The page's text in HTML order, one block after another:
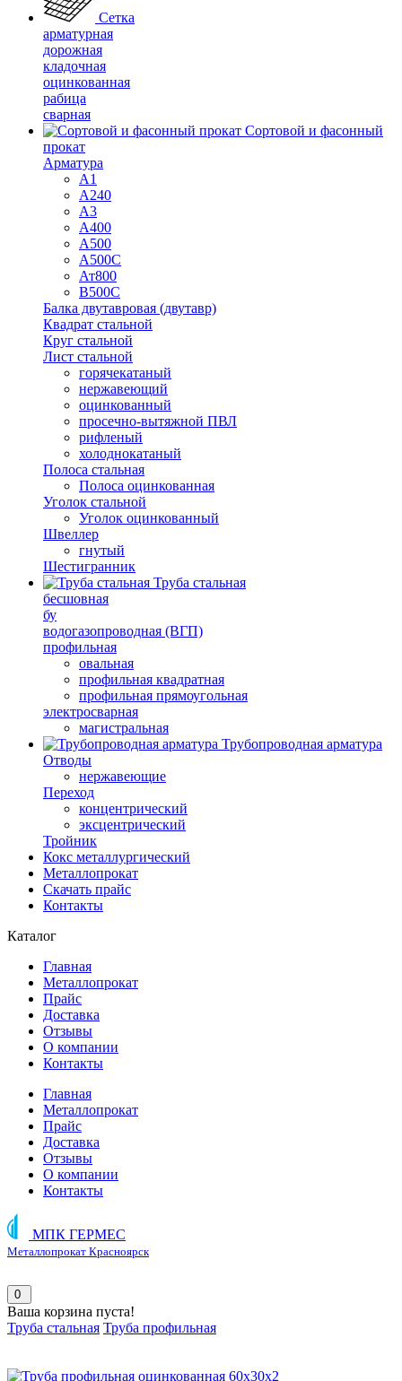
Сетка
арматурная
дорожная
кладочная
оцинкованная
рабица
сварная
Сортовой и фасонный
прокат
Арматура
А1
А240
А3
А400
А500
А500С
Ат800
В500С
Балка двутавровая (двутавр)
Квадрат стальной
Круг стальной
Лист стальной
горячекатаный
нержавеющий
оцинкованный
просечно-вытяжной ПВЛ
рифленый
холоднокатаный
Полоса стальная
Полоса оцинкованная
Уголок стальной
Уголок оцинкованный
Швеллер
гнутый
Шестигранник
Труба стальная
бесшовная
бу
водогазопроводная (ВГП)
профильная
овальная
профильная квадратная
профильная прямоугольная
электросварная
магистральная
Трубопроводная арматура
Отводы
нержавеющие
Переход
концентрический
эксцентрический
Тройник
Кокс металлургический
Металлопрокат
Скачать прайс
Контакты
Каталог
Главная
Металлопрокат
Прайс
Доставка
Отзывы
О компании
Контакты
Главная
Металлопрокат
Прайс
Доставка
Отзывы
О компании
Контакты
МПК ГЕРМЕС
Металлопрокат Красноярск
0
Ваша корзина пуста!
Труба стальная Труба профильная